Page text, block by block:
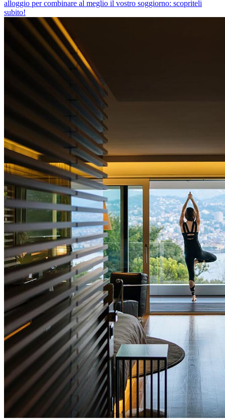
alloggio per combinare al meglio il vostro soggiorno: scopriteli
subito!